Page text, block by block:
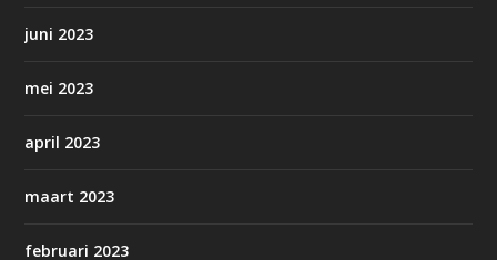
juni 2023
mei 2023
april 2023
maart 2023
februari 2023